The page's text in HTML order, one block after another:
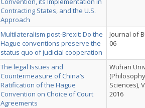
Contracting States, and the U.S.
Approach
Multilateralism post-Brexit: Do the
Hague conventions preserve the
status quo of judicial cooperation
Journal of
06
The legal Issues and
Countermeasure of China’s
Ratification of the Hague
Convention on Choice of Court
Agreements
Wuhan
Sciences),
2016